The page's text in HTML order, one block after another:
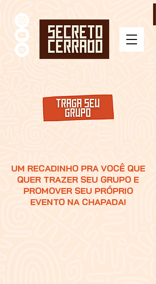
UM RECADINHO PRA VOCÊ QUE
QUER TRAZER SEU GRUPO E
PROMOVER SEU PRÓPRIO
EVENTO NA CHAPADA!